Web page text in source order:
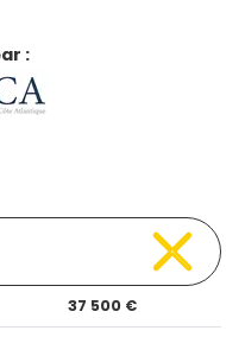
:
37 500 €